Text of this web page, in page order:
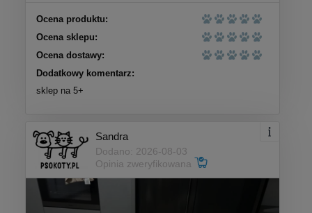
Ocena produktu:
Ocena sklepu:
Ocena dostawy:
Dodatkowy komentarz:
sklep na 5+
Sandra
Dodano: 2026-08-03
Opinia zweryfikowana